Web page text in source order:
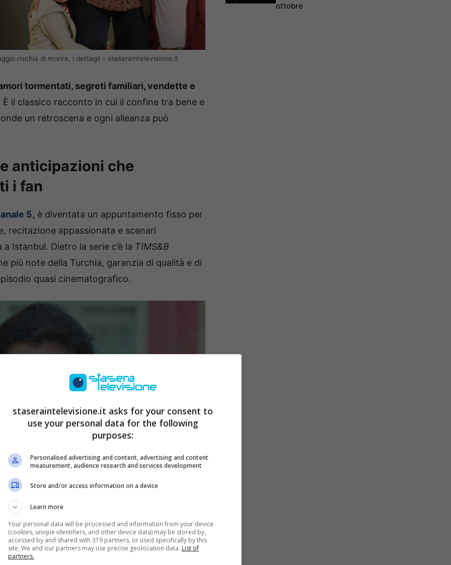
rischia di morire, i dettagli – staseraintelevisione.it
tormentati, segreti familiari, vendette e
È il classico racconto in cui il confine tra bene e
un retroscena e ogni alleanza può
anticipazioni che
i fan
5, è diventata un appuntamento fisso per
recitazione appassionata e scenari
Istanbul. Dietro la serie c’è la TIMS&B
più note della Turchia, garanzia di qualità e di
quasi cinematografico.
deludere tutti i fan – staseraintelevisione.it
ottobre
staseraintelevisione.it asks for your consent to
use your personal data for the following
purposes:
Personalised advertising and content, advertising and content
measurement, audience research and services development
Store and/or access information on a device
Learn more
Your personal data will be processed and information from your device
(cookies, unique identifiers, and other device data) may be stored by,
accessed by and shared with 319 partners, or used specifically by this
site. We and our partners may use precise geolocation data. List of
partners.